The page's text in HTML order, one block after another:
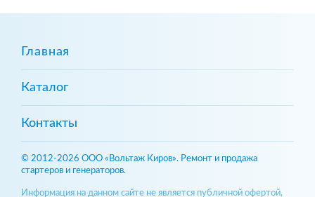
Главная
Каталог
Контакты
© 2012-2026 ООО «Вольтаж Киров». Ремонт и продажа
стартеров и генераторов.
Информация на данном сайте не является публичной офертой,